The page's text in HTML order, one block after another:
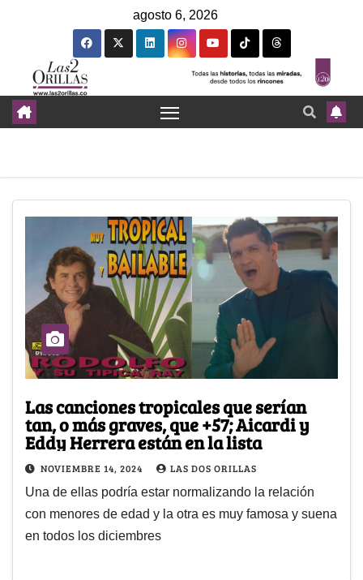
agosto 6, 2026
Las canciones tropicales que serían
tan, o más graves, que +57; Aicardi y
Eddy Herrera están en la lista
NOVIEMBRE 14, 2024 LAS DOS ORILLAS
Una de ellas podría estar normalizando la relación
con menores de edad y la otra es muy famosa y suena
en todos los diciembres